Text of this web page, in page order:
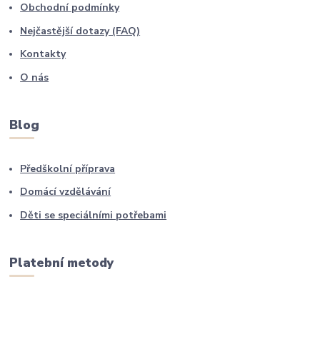
Obchodní podmínky
Nejčastější dotazy (FAQ)
Kontakty
O nás
Blog
Předškolní příprava
Domácí vzdělávání
Děti se speciálními potřebami
Platební metody